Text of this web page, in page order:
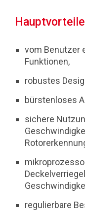
Hauptvorteile
vom Benutzer
Funktionen,
robustes
bürstenloses
sichere
regulierbare